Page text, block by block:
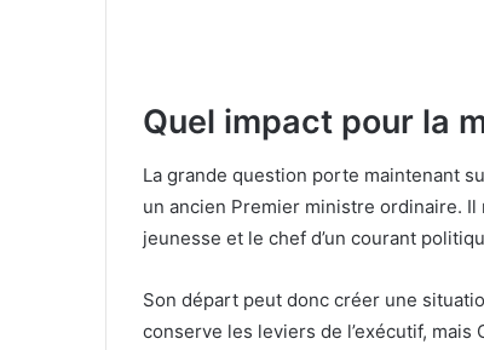
Quel impact pour la
La grande question porte maintenant
un ancien Premier ministre ordinaire.
jeunesse et le chef d’un courant
Son départ peut donc créer une
conserve les leviers de l’exécutif,